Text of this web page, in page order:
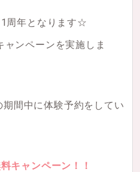
周年となります☆
ンペーンを実施しま
間中に体験予約をしてい
キャンペーン！！